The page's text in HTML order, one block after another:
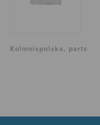
Kolmoispolska, parts